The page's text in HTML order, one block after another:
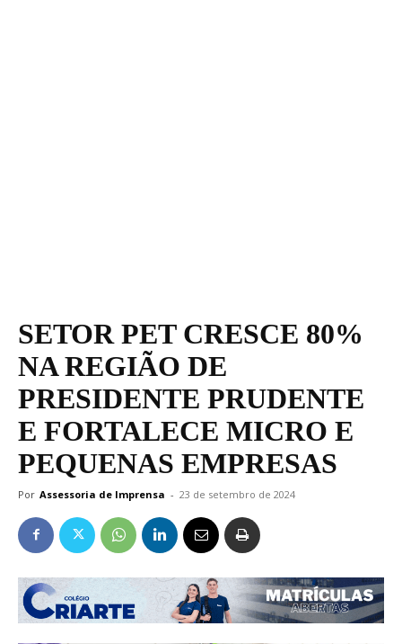
SETOR PET CRESCE 80%
NA REGIÃO DE
PRESIDENTE PRUDENTE
E FORTALECE MICRO E
PEQUENAS EMPRESAS
Por Assessoria de Imprensa - 23 de setembro de 2024